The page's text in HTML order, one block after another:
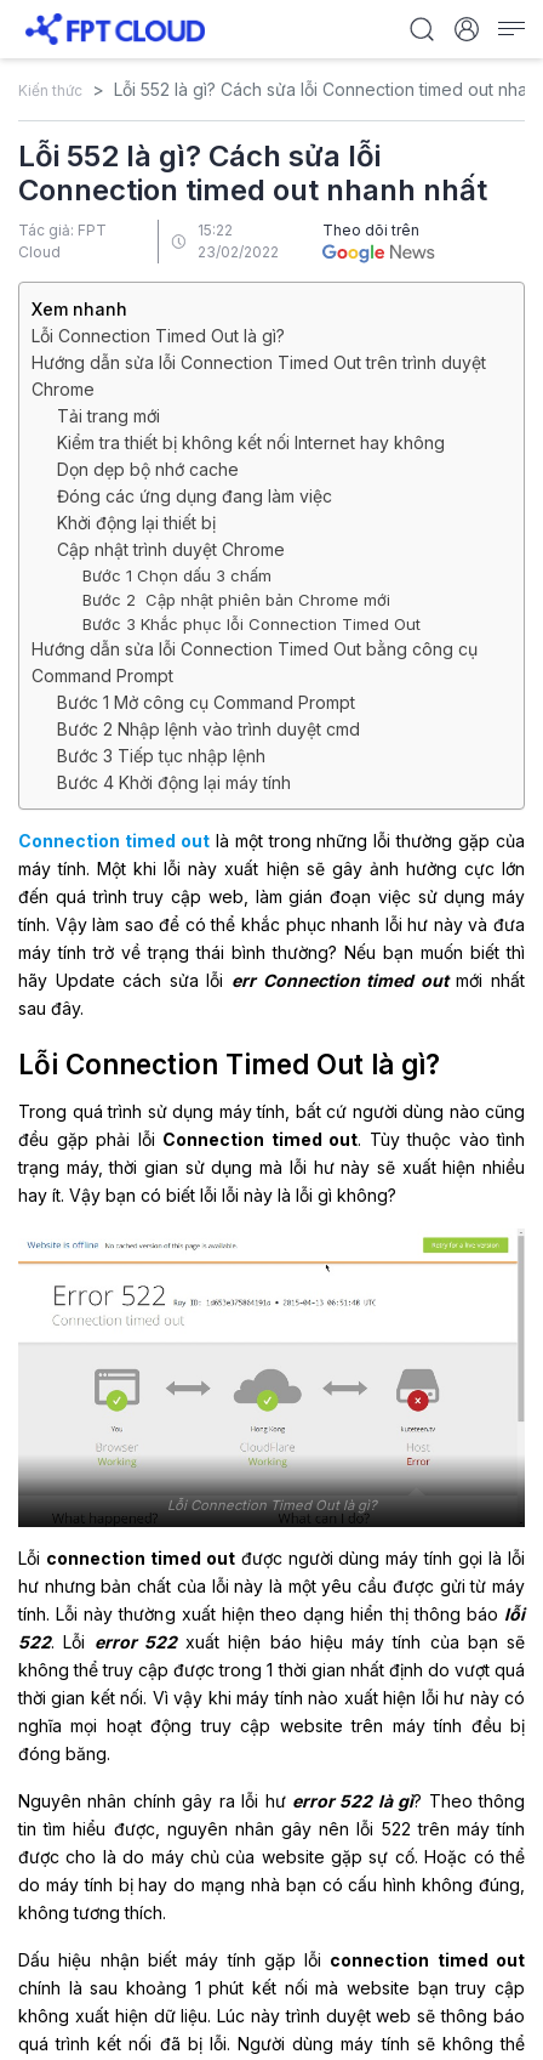
Kiến thức Lỗi 552 là gì? Cách sửa lỗi Connection timed out
Lỗi 552 là gì? Cách sửa lỗi
Connection timed out nhanh nhất
Tác giả: FPT
Cloud
15:22
23/02/2022
Theo dõi trên
Xem nhanh
Lỗi Connection Timed Out là gì?
Hướng dẫn sửa lỗi Connection Timed Out trên trình duyệt
Chrome
Tải trang mới
Kiểm tra thiết bị không kết nối Internet hay không
Dọn dẹp bộ nhớ cache
Đóng các ứng dụng đang làm việc
Khởi động lại thiết bị
Cập nhật trình duyệt Chrome
Bước 1 Chọn dấu 3 chấm
Bước 2 Cập nhật phiên bản Chrome mới
Bước 3 Khắc phục lỗi Connection Timed Out
Hướng dẫn sửa lỗi Connection Timed Out bằng công cụ
Command Prompt
Bước 1 Mở công cụ Command Prompt
Bước 2 Nhập lệnh vào trình duyệt cmd
Bước 3 Tiếp tục nhập lệnh
Bước 4 Khởi động lại máy tính
Connection timed outlà một trong những lỗi thường gặp của
máy tính. Một khi lỗi này xuất hiện sẽ gây ảnh hưởng cực lớn
đến quá trình truy cập web, làm gián đoạn việc sử dụng máy
tính. Vậy làm sao để có thể khắc phục nhanh lỗi hư này và đưa
máy tính trở về trạng thái bình thường? Nếu bạn muốn biết thì
hãy Update cách sửa lỗi err Connection timed outmới nhất
sau đây.
Lỗi Connection Timed Out là gì?
Trong quá trình sử dụng máy tính, bất cứ người dùng nào cũng
đều gặp phải lỗi Connection timed out. Tùy thuộc vào tình
trạng máy, thời gian sử dụng mà lỗi hư này sẽ xuất hiện nhiều
hay ít. Vậy bạn có biết lỗi lỗi này là lỗi gì không?
Lỗi Connection Timed Out là gì?
Lỗi connection timed outđược người dùng máy tính gọi là lỗi
hư nhưng bản chất của lỗi này là một yêu cầu được gửi từ máy
tính. Lỗi này thường xuất hiện theo dạng hiển thị thông báo lỗi
522. Lỗi error 522xuất hiện báo hiệu máy tính của bạn sẽ
không thể truy cập được trong 1 thời gian nhất định do vượt quá
thời gian kết nối. Vì vậy khi máy tính nào xuất hiện lỗi hư này có
nghĩa mọi hoạt động truy cập website trên máy tính đều bị
đóng băng.
Nguyên nhân chính gây ra lỗi hư error 522 là gì? Theo thông
tin tìm hiểu được, nguyên nhân gây nên lỗi 522 trên máy tính
được cho là do máy chủ của website gặp sự cố. Hoặc có thể
do máy tính bị hay do mạng nhà bạn có cấu hình không đúng,
không tương thích.
Dấu hiệu nhận biết máy tính gặp lỗi connection timed out
chính là sau khoảng 1 phút kết nối mà website bạn truy cập
không xuất hiện dữ liệu. Lúc này trình duyệt web sẽ thông báo
quá trình kết nối đã bị lỗi. Người dùng máy tính sẽ không thể